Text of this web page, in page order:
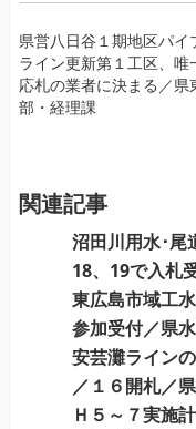
投
稿
ナ
ビ
シ
県営八日谷１期地区パイ
ライン更新第１工区、唯
応札の業者に決まる／県
部・経理課
関連記事
沼田川用水･尾
18、19で入札
東広島市域工
参加受付／県
安芸灘ライン
／１６開札／
Ｈ５～７実施